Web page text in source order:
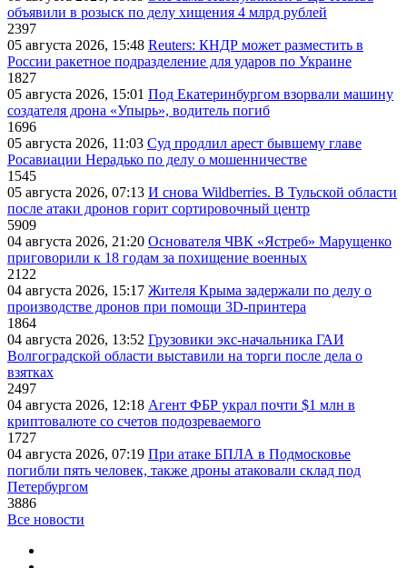
объявили в розыск по делу хищения 4 млрд рублей
2397
05 августа 2026, 15:48 Reuters: КНДР может разместить в
России ракетное подразделение для ударов по Украине
1827
05 августа 2026, 15:01 Под Екатеринбургом взорвали машину
создателя дрона «Упырь», водитель погиб
1696
05 августа 2026, 11:03 Суд продлил арест бывшему главе
Росавиации Нерадько по делу о мошенничестве
1545
05 августа 2026, 07:13 И снова Wildberries. В Тульской области
после атаки дронов горит сортировочный центр
5909
04 августа 2026, 21:20 Основателя ЧВК «Ястреб» Марущенко
приговорили к 18 годам за похищение военных
2122
04 августа 2026, 15:17 Жителя Крыма задержали по делу о
производстве дронов при помощи 3D‑принтера
1864
04 августа 2026, 13:52 Грузовики экс-начальника ГАИ
Волгоградской области выставили на торги после дела о
взятках
2497
04 августа 2026, 12:18 Агент ФБР украл почти $1 млн в
криптовалюте со счетов подозреваемого
1727
04 августа 2026, 07:19 При атаке БПЛА в Подмосковье
погибли пять человек, также дроны атаковали склад под
Петербургом
3886
Все новости